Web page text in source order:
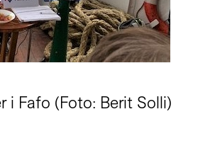
i Fafo (Foto: Berit Solli)